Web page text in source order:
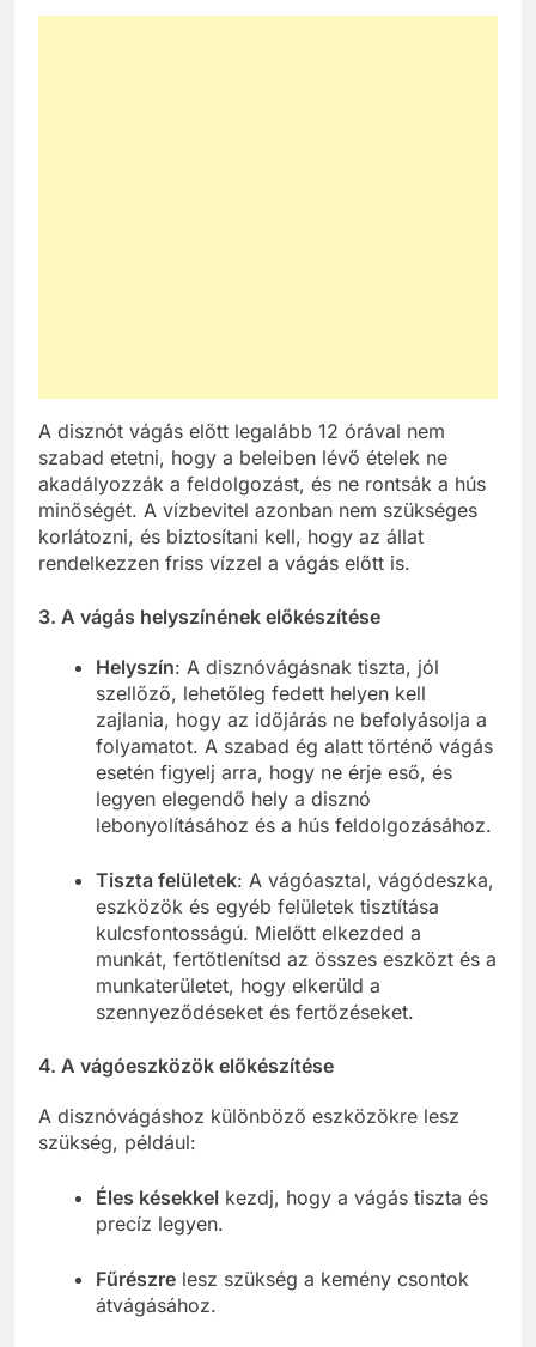
A disznót vágás előtt legalább 12 órával nem
szabad etetni, hogy a beleiben lévő ételek ne
akadályozzák a feldolgozást, és ne rontsák a hús
minőségét. A vízbevitel azonban nem szükséges
korlátozni, és biztosítani kell, hogy az állat
rendelkezzen friss vízzel a vágás előtt is.
3. A vágás helyszínének előkészítése
Helyszín: A disznóvágásnak tiszta, jól
szellőző, lehetőleg fedett helyen kell
zajlania, hogy az időjárás ne befolyásolja a
folyamatot. A szabad ég alatt történő vágás
esetén figyelj arra, hogy ne érje eső, és
legyen elegendő hely a disznó
lebonyolításához és a hús feldolgozásához.
Tiszta felületek: A vágóasztal, vágódeszka,
eszközök és egyéb felületek tisztítása
kulcsfontosságú. Mielőtt elkezded a
munkát, fertőtlenítsd az összes eszközt és a
munkaterületet, hogy elkerüld a
szennyeződéseket és fertőzéseket.
4. A vágóeszközök előkészítése
A disznóvágáshoz különböző eszközökre lesz
szükség, például:
Éles késekkel kezdj, hogy a vágás tiszta és
precíz legyen.
Fűrészre lesz szükség a kemény csontok
átvágásához.